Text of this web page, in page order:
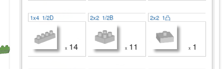
1x4 1/2D
x 14
2x2 1/2B
x 11
2x2 1凸
x 1